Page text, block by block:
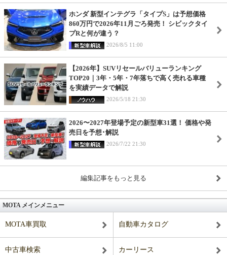
ホンダ 新型インテグラ「タイプS」は予想価格
860万円で2026年11月ごろ発売！ シビックタイ
プRと何が違う？
2026/8/5 11:00
【2026年】SUVリセールバリューランキング
TOP20｜3年・5年・7年落ちで高く売れる車種
を実績データで解説
2026/5/18 21:30
2026〜2027年登場予定の新型車31選！ 価格や発
売日を予想･解説
2026/7/22 21:30
編集記事をもっと見る
MOTA メインメニュー
MOTA車買取 自動車カタログ
中古車検索 カーリース